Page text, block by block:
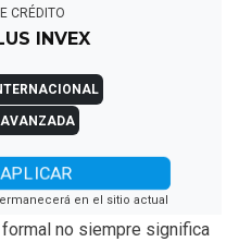
CRÉDITO
INVEX
AVANZADA
en el sitio actual
no siempre significa